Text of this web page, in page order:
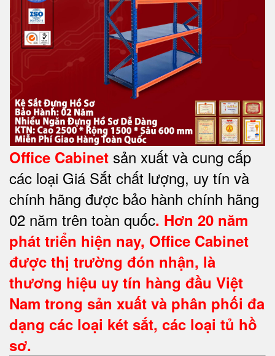
Office Cabinet sản xuất và cung cấp
các loại Giá Sắt chất lượng, uy tín và
chính hãng được bảo hành chính hãng
02 năm trên toàn quốc. Hơn 20 năm
phát triển hiện nay, Office Cabinet
được thị trường đón nhận, là
thương hiệu uy tín hàng đầu Việt
Nam trong sản xuất và phân phối đa
dạng các loại két sắt, các loại tủ hồ
sơ.